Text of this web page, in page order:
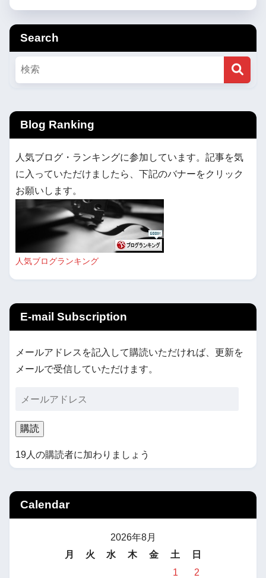
Search
Blog Ranking
人気ブログ・ランキングに参加しています。記事を気
に入っていただけましたら、下記のバナーをクリック
お願いします。
人気ブログランキング
E-mail Subscription
メールアドレスを記入して購読いただければ、更新を
メールで受信していただけます。
購読
19人の購読者に加わりましょう
Calendar
2026年8月
月
火 水 木 金 土
日
1
2